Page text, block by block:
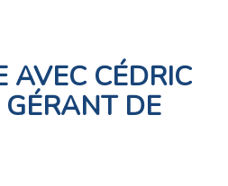
AVEC CÉDRIC
DE